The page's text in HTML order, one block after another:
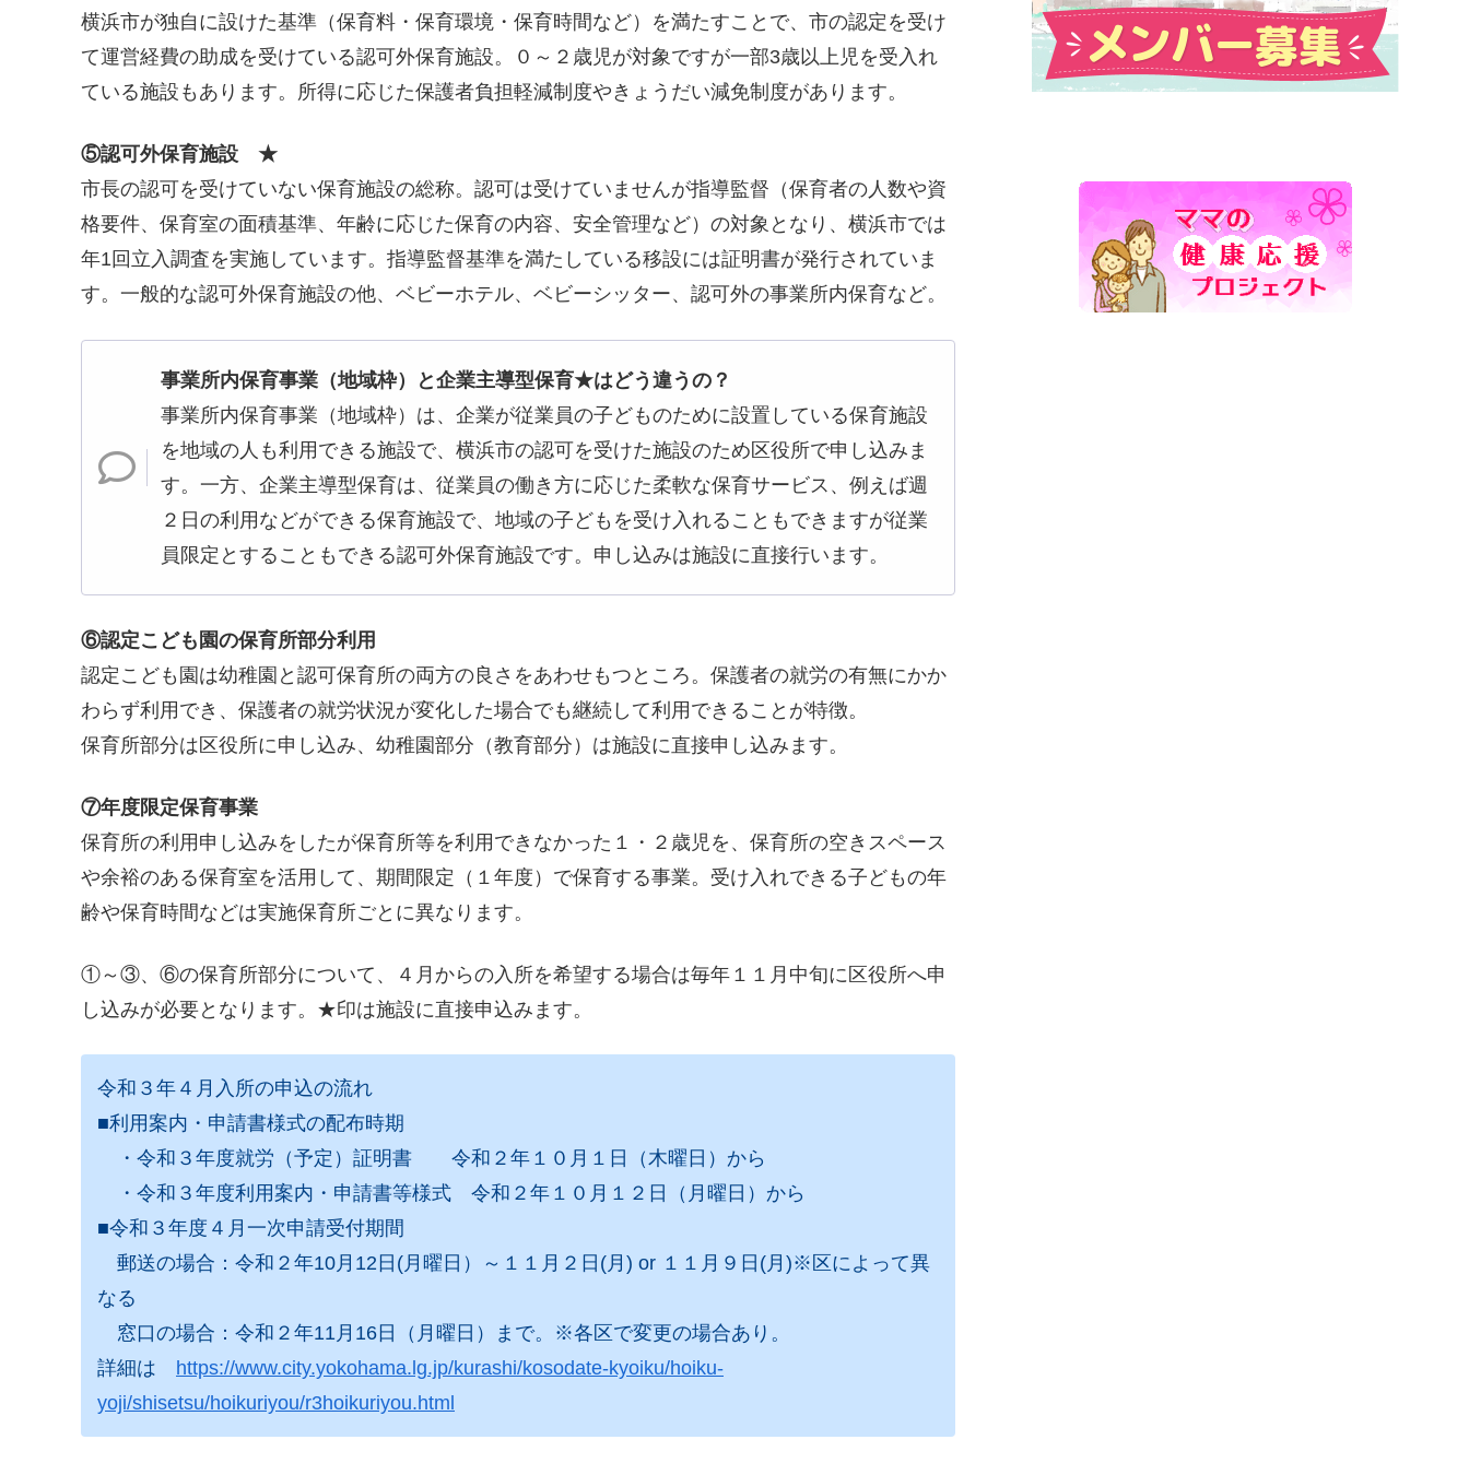
横浜市が独自に設けた基準（保育料・保育環境・保育時間など）を満たすことで、市の認定を受け
て運営経費の助成を受けている認可外保育施設。０～２歳児が対象ですが一部3歳以上児を受入れ
ている施設もあります。所得に応じた保護者負担軽減制度やきょうだい減免制度があります。
⑤認可外保育施設 ★
市長の認可を受けていない保育施設の総称。認可は受けていませんが指導監督（保育者の人数や資
格要件、保育室の面積基準、年齢に応じた保育の内容、安全管理など）の対象となり、横浜市では
年1回立入調査を実施しています。指導監督基準を満たしている移設には証明書が発行されていま
す。一般的な認可外保育施設の他、ベビーホテル、ベビーシッター、認可外の事業所内保育など。
事業所内保育事業（地域枠）と企業主導型保育★はどう違うの？
事業所内保育事業（地域枠）は、企業が従業員の子どものために設置している保育施設
を地域の人も利用できる施設で、横浜市の認可を受けた施設のため区役所で申し込みま
す。一方、企業主導型保育は、従業員の働き方に応じた柔軟な保育サービス、例えば週
２日の利用などができる保育施設で、地域の子どもを受け入れることもできますが従業
員限定とすることもできる認可外保育施設です。申し込みは施設に直接行います。
⑥認定こども園の保育所部分利用
認定こども園は幼稚園と認可保育所の両方の良さをあわせもつところ。保護者の就労の有無にかか
わらず利用でき、保護者の就労状況が変化した場合でも継続して利用できることが特徴。
保育所部分は区役所に申し込み、幼稚園部分（教育部分）は施設に直接申し込みます。
⑦年度限定保育事業
保育所の利用申し込みをしたが保育所等を利用できなかった１・２歳児を、保育所の空きスペース
や余裕のある保育室を活用して、期間限定（１年度）で保育する事業。受け入れできる子どもの年
齢や保育時間などは実施保育所ごとに異なります。
①～③、⑥の保育所部分について、４月からの入所を希望する場合は毎年１１月中旬に区役所へ申
し込みが必要となります。★印は施設に直接申込みます。
令和３年４月入所の申込の流れ
■利用案内・申請書様式の配布時期
・令和３年度就労（予定）証明書 令和２年１０月１日（木曜日）から
・令和３年度利用案内・申請書等様式 令和２年１０月１２日（月曜日）から
■令和３年度４月一次申請受付期間
郵送の場合：令和２年10月12日(月曜日）～１１月２日(月) or １１月９日(月)※区によって異
なる
窓口の場合：令和２年11月16日（月曜日）まで。※各区で変更の場合あり。
詳細は https://www.city.yokohama.lg.jp/kurashi/kosodate-kyoiku/hoiku-
yoji/shisetsu/hoikuriyou/r3hoikuriyou.html